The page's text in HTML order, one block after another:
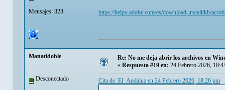
Mensajes: 323 https://helpx.adobe.com/es/download-install/kb/
Manatidoble
Desconectado
Re: No me deja abrir los archivos en
« Respuesta #19 en: 24 Febrero 2026,
Cita de: El_Andaluz en 24 Febrero 2026, 18:26 pm